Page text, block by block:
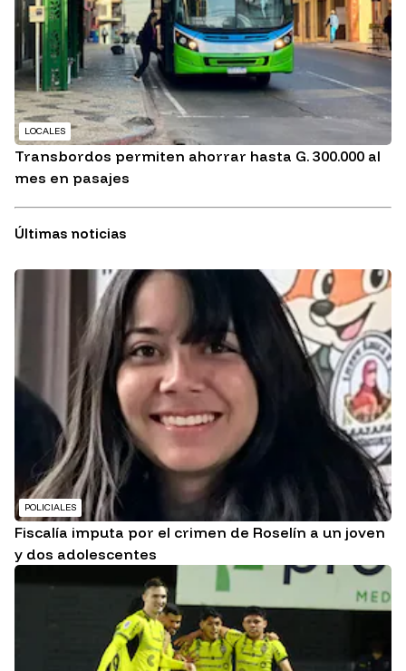
LOCALES
Transbordos permiten ahorrar hasta G. 300.000 al
mes en pasajes
Últimas noticias
POLICIALES
Fiscalía imputa por el crimen de Roselín a un joven
y dos adolescentes